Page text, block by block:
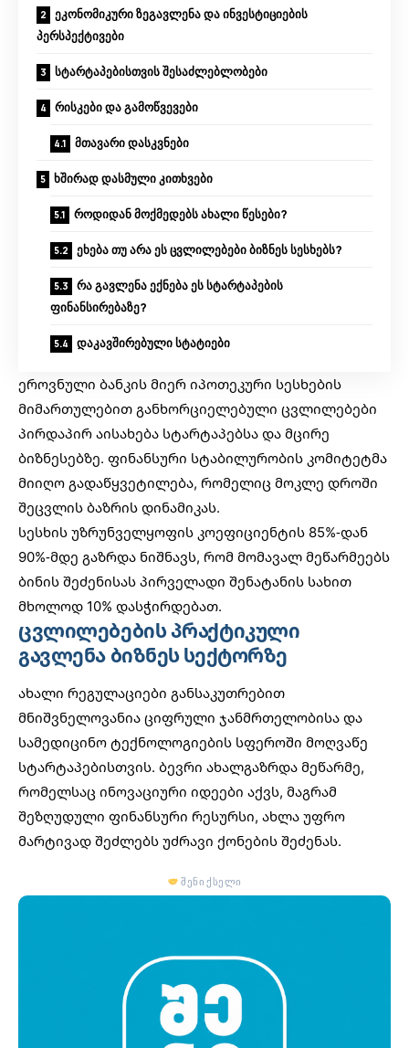
ეკონომიკური ზეგავლენა და ინვესტიციების
პერსპექტივები
სტარტაპებისთვის შესაძლებლობები
რისკები და გამოწვევები
მთავარი დასკვნები
ხშირად დასმული კითხვები
როდიდან მოქმედებს ახალი წესები?
ეხება თუ არა ეს ცვლილებები ბიზნეს სესხებს?
რა გავლენა ექნება ეს სტარტაპების
ფინანსირებაზე?
დაკავშირებული სტატიები
ეროვნული ბანკის მიერ იპოთეკური სესხების
მიმართულებით განხორციელებული ცვლილებები
პირდაპირ აისახება სტარტაპებსა და მცირე
ბიზნესებზე. ფინანსური სტაბილურობის კომიტეტმა
მიიღო გადაწყვეტილება, რომელიც მოკლე დროში
შეცვლის ბაზრის დინამიკას.
სესხის უზრუნველყოფის კოეფიციენტის 85%-დან
90%-მდე გაზრდა ნიშნავს, რომ მომავალ მეწარმეებს
ბინის შეძენისას პირველადი შენატანის სახით
მხოლოდ 10% დასჭირდებათ.
ცვლილებების პრაქტიკული
გავლენა ბიზნეს სექტორზე
ახალი რეგულაციები განსაკუთრებით
მნიშვნელოვანია ციფრული ჯანმრთელობისა და
სამედიცინო ტექნოლოგიების სფეროში მოღვაწე
სტარტაპებისთვის. ბევრი ახალგაზრდა მეწარმე,
რომელსაც ინოვაციური იდეები აქვს, მაგრამ
შეზღუდული ფინანსური რესურსი, ახლა უფრო
მარტივად შეძლებს უძრავი ქონების შეძენას.
შენი ქსელი